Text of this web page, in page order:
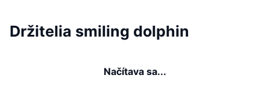
Držitelia smiling dolphin
Načítava sa...